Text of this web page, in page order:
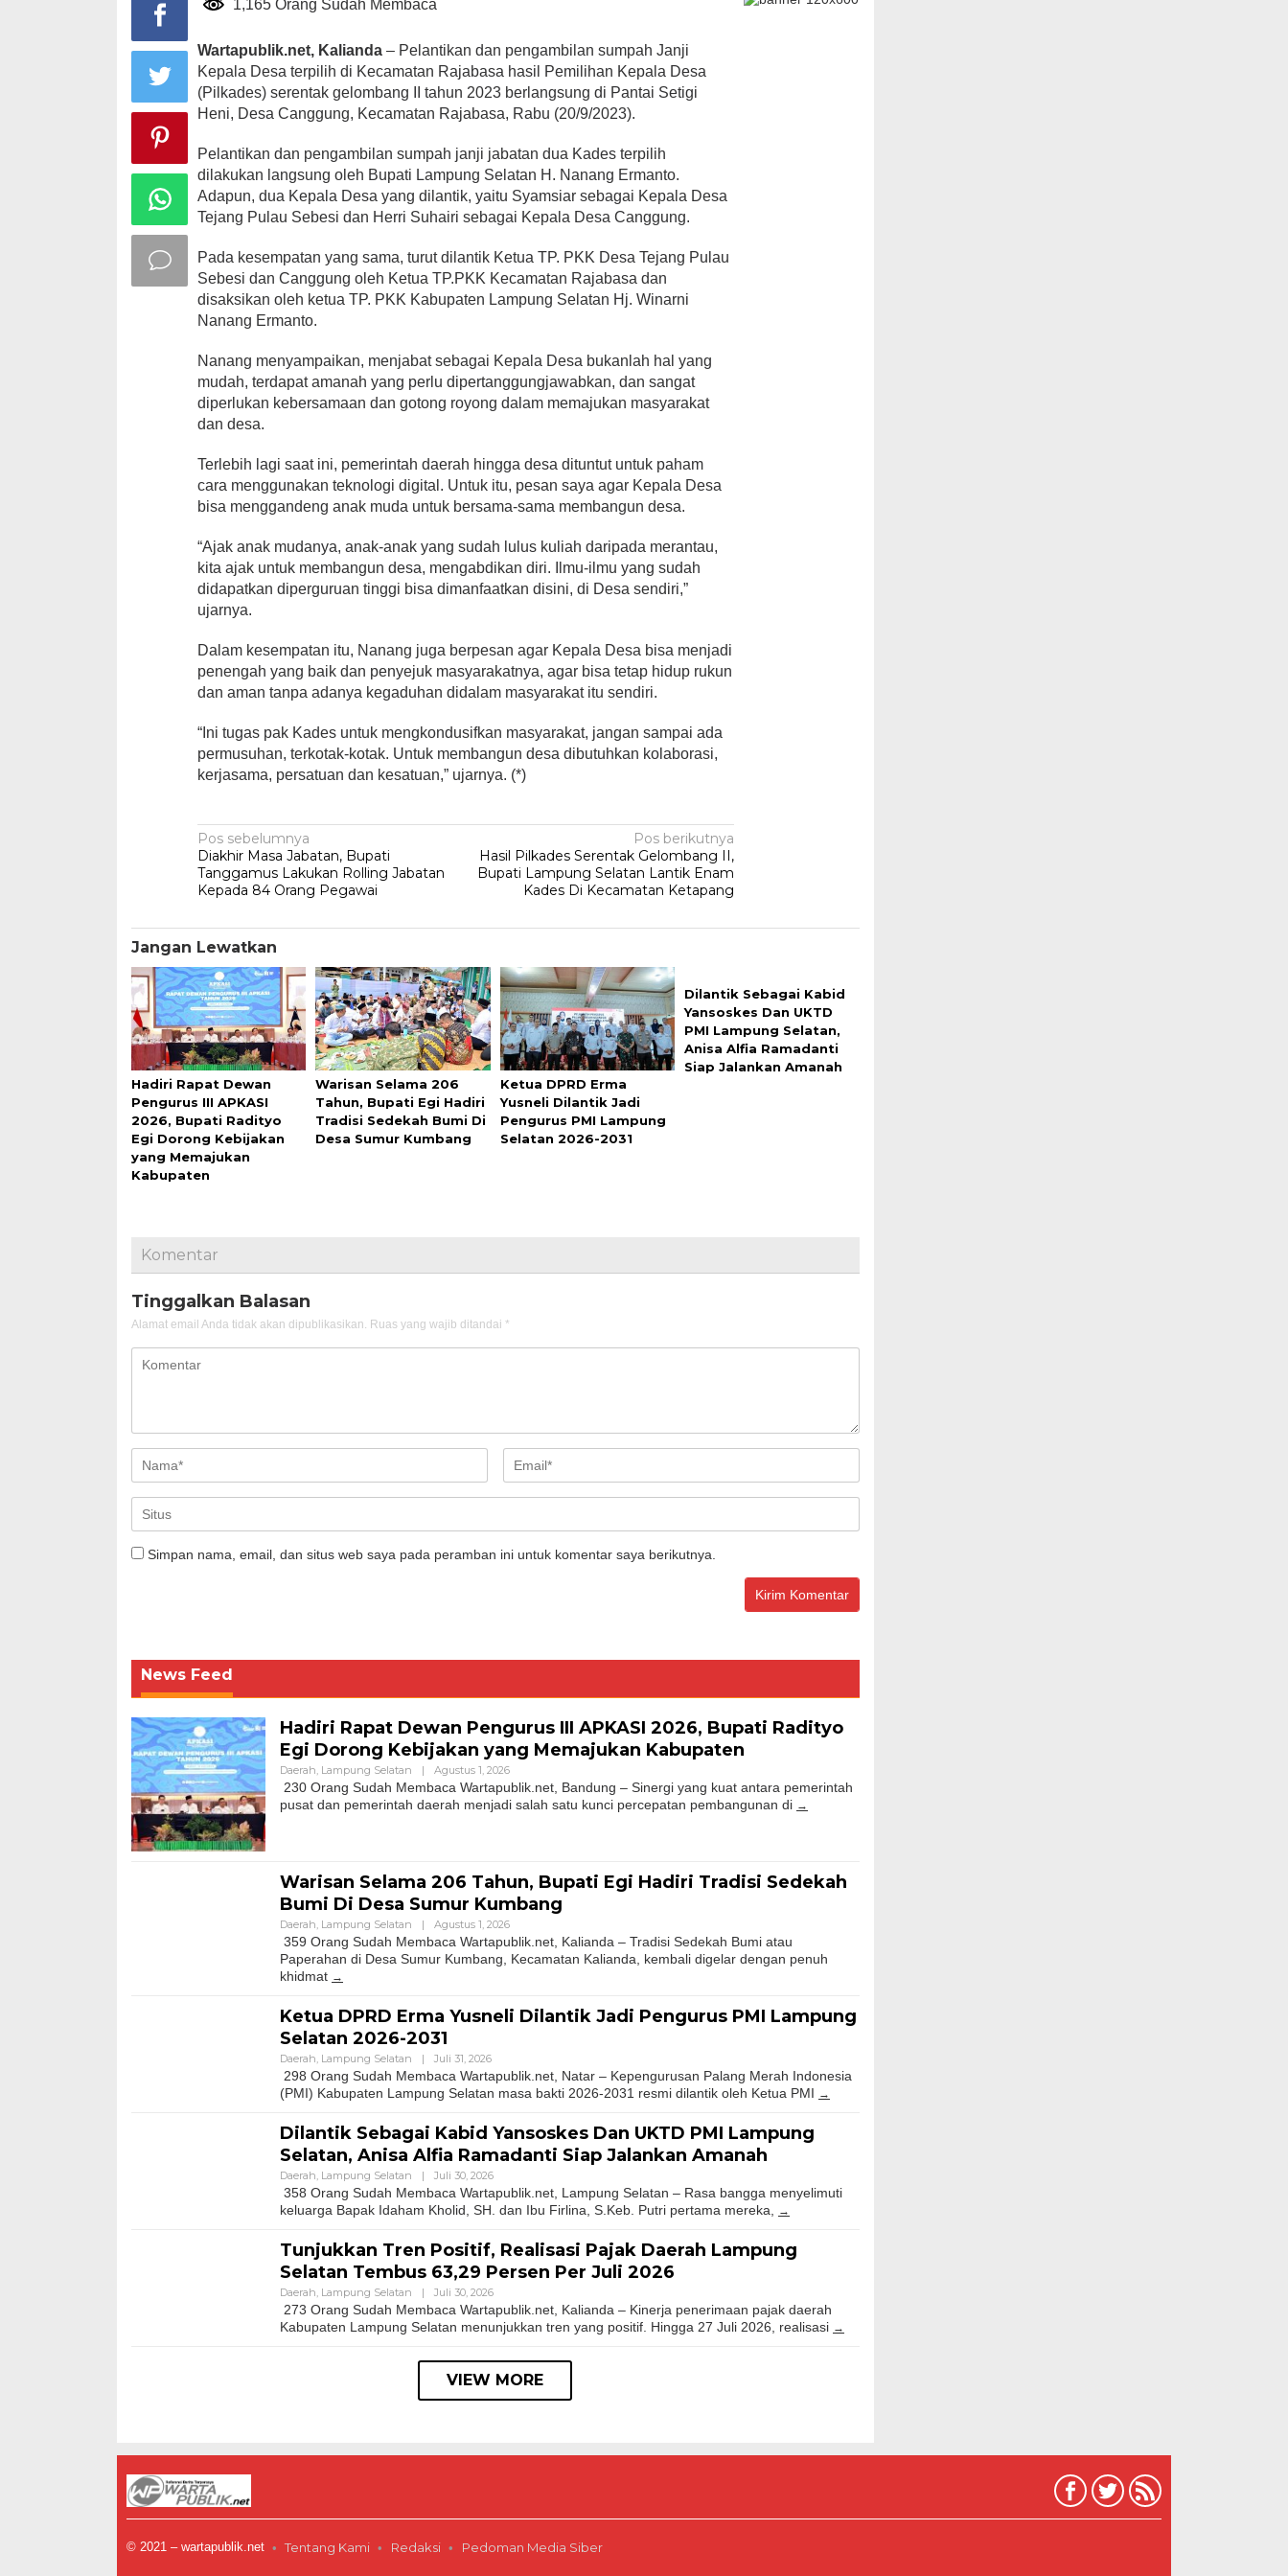
1,165 Orang Sudah Membaca
Wartapublik.net, Kalianda – Pelantikan dan pengambilan sumpah Janji
Kepala Desa terpilih di Kecamatan Rajabasa hasil Pemilihan Kepala Desa
(Pilkades) serentak gelombang II tahun 2023 berlangsung di Pantai Setigi
Heni, Desa Canggung, Kecamatan Rajabasa, Rabu (20/9/2023).
Pelantikan dan pengambilan sumpah janji jabatan dua Kades terpilih
dilakukan langsung oleh Bupati Lampung Selatan H. Nanang Ermanto.
Adapun, dua Kepala Desa yang dilantik, yaitu Syamsiar sebagai Kepala Desa
Tejang Pulau Sebesi dan Herri Suhairi sebagai Kepala Desa Canggung.
Pada kesempatan yang sama, turut dilantik Ketua TP. PKK Desa Tejang Pulau
Sebesi dan Canggung oleh Ketua TP.PKK Kecamatan Rajabasa dan
disaksikan oleh ketua TP. PKK Kabupaten Lampung Selatan Hj. Winarni
Nanang Ermanto.
Nanang menyampaikan, menjabat sebagai Kepala Desa bukanlah hal yang
mudah, terdapat amanah yang perlu dipertanggungjawabkan, dan sangat
diperlukan kebersamaan dan gotong royong dalam memajukan masyarakat
dan desa.
Terlebih lagi saat ini, pemerintah daerah hingga desa dituntut untuk paham
cara menggunakan teknologi digital. Untuk itu, pesan saya agar Kepala Desa
bisa menggandeng anak muda untuk bersama-sama membangun desa.
“Ajak anak mudanya, anak-anak yang sudah lulus kuliah daripada merantau,
kita ajak untuk membangun desa, mengabdikan diri. Ilmu-ilmu yang sudah
didapatkan diperguruan tinggi bisa dimanfaatkan disini, di Desa sendiri,”
ujarnya.
Dalam kesempatan itu, Nanang juga berpesan agar Kepala Desa bisa menjadi
penengah yang baik dan penyejuk masyarakatnya, agar bisa tetap hidup rukun
dan aman tanpa adanya kegaduhan didalam masyarakat itu sendiri.
“Ini tugas pak Kades untuk mengkondusifkan masyarakat, jangan sampai ada
permusuhan, terkotak-kotak. Untuk membangun desa dibutuhkan kolaborasi,
kerjasama, persatuan dan kesatuan,” ujarnya. (*)
Navigasi
pos
Pos sebelumnya
Diakhir Masa Jabatan, Bupati
Tanggamus Lakukan Rolling Jabatan
Kepada 84 Orang Pegawai
Pos berikutnya
Hasil Pilkades Serentak Gelombang II,
Bupati Lampung Selatan Lantik Enam
Kades Di Kecamatan Ketapang
Jangan Lewatkan
Hadiri Rapat Dewan
Pengurus III APKASI
2026, Bupati Radityo
Egi Dorong Kebijakan
yang Memajukan
Kabupaten
Warisan Selama 206
Tahun, Bupati Egi Hadiri
Tradisi Sedekah Bumi Di
Desa Sumur Kumbang
Ketua DPRD Erma
Yusneli Dilantik Jadi
Pengurus PMI Lampung
Selatan 2026-2031
Dilantik Sebagai Kabid
Yansoskes Dan UKTD
PMI Lampung Selatan,
Anisa Alfia Ramadanti
Siap Jalankan Amanah
Komentar
Tinggalkan Balasan
Alamat email Anda tidak akan dipublikasikan. Ruas yang wajib ditandai *
Simpan nama, email, dan situs web saya pada peramban ini untuk komentar saya berikutnya.
News Feed
Hadiri Rapat Dewan Pengurus III APKASI 2026, Bupati Radityo
Egi Dorong Kebijakan yang Memajukan Kabupaten
Daerah, Lampung Selatan | Agustus 1, 2026
230 Orang Sudah Membaca Wartapublik.net, Bandung – Sinergi yang kuat antara pemerintah
pusat dan pemerintah daerah menjadi salah satu kunci percepatan pembangunan di
Warisan Selama 206 Tahun, Bupati Egi Hadiri Tradisi Sedekah
Bumi Di Desa Sumur Kumbang
Daerah, Lampung Selatan | Agustus 1, 2026
359 Orang Sudah Membaca Wartapublik.net, Kalianda – Tradisi Sedekah Bumi atau
Paperahan di Desa Sumur Kumbang, Kecamatan Kalianda, kembali digelar dengan penuh
khidmat
Ketua DPRD Erma Yusneli Dilantik Jadi Pengurus PMI Lampung
Selatan 2026-2031
Daerah, Lampung Selatan | Juli 31, 2026
298 Orang Sudah Membaca Wartapublik.net, Natar – Kepengurusan Palang Merah Indonesia
(PMI) Kabupaten Lampung Selatan masa bakti 2026-2031 resmi dilantik oleh Ketua PMI
Dilantik Sebagai Kabid Yansoskes Dan UKTD PMI Lampung
Selatan, Anisa Alfia Ramadanti Siap Jalankan Amanah
Daerah, Lampung Selatan | Juli 30, 2026
358 Orang Sudah Membaca Wartapublik.net, Lampung Selatan – Rasa bangga menyelimuti
keluarga Bapak Idaham Kholid, SH. dan Ibu Firlina, S.Keb. Putri pertama mereka,
Tunjukkan Tren Positif, Realisasi Pajak Daerah Lampung
Selatan Tembus 63,29 Persen Per Juli 2026
Daerah, Lampung Selatan | Juli 30, 2026
273 Orang Sudah Membaca Wartapublik.net, Kalianda – Kinerja penerimaan pajak daerah
Kabupaten Lampung Selatan menunjukkan tren yang positif. Hingga 27 Juli 2026, realisasi
VIEW MORE
© 2021 – wartapublik.net Tentang Kami Redaksi Pedoman Media Siber